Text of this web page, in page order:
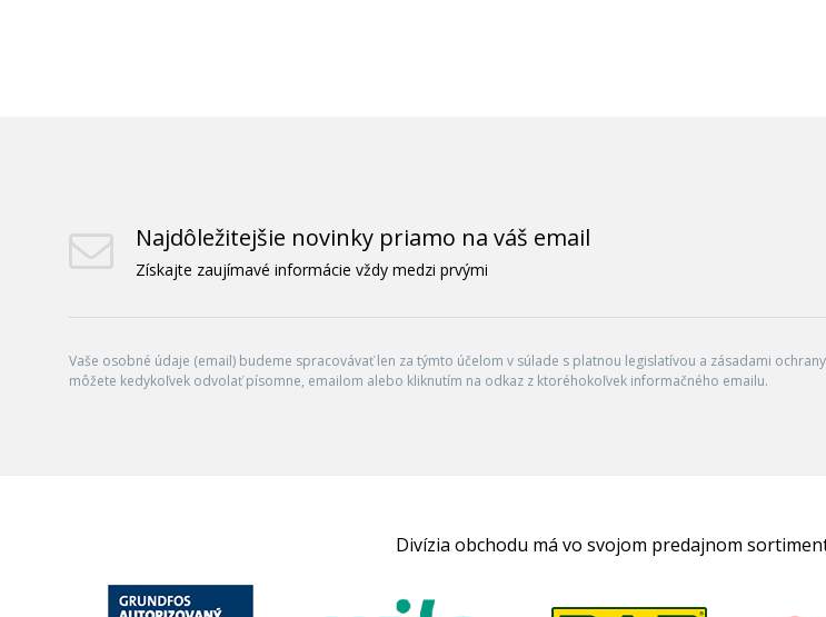
Najdôležitejšie novinky priamo na váš email
Získajte zaujímavé informácie vždy medzi prvými
Vaše osobné údaje (email) budeme spracovávať len za týmto účelom v súlade s platnou legislatívou a zásadami
môžete kedykoľvek odvolať písomne, emailom alebo kliknutím na odkaz z ktoréhokoľvek informačného emailu.
Divízia obchodu má vo svojom predajnom